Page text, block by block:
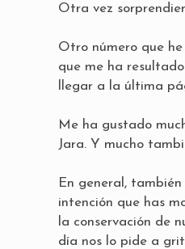
Otra vez
Otro número que
que me ha
llegar a la última
Me ha gustado
Jara. Y mucho
En general,
intención que has
la conservación de
día nos lo pide a